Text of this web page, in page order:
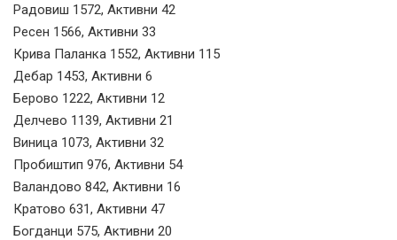
Радовиш 1572, Активни 42
Ресен 1566, Активни 33
Крива Паланка 1552, Активни 115
Дебар 1453, Активни 6
Берово 1222, Активни 12
Делчево 1139, Активни 21
Виница 1073, Активни 32
Пробиштип 976, Активни 54
Валандово 842, Активни 16
Кратово 631, Активни 47
Богданци 575, Активни 20